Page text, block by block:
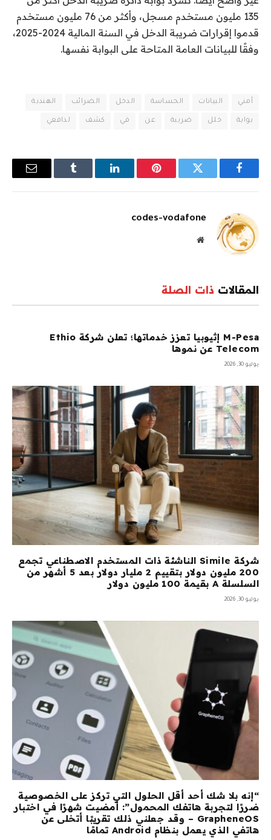
135 مليون مستخدم مسجل، وأكثر من 76 مليون مستخدم
قدموا إقرارات ضريبة الدخل في السنة المالية 2024-2025،
وفقًا للبيانات العامة المتاحة على البوابة نفسها.
أمني البيانات الحساسة الدخل الضرائب الهندية
بوابة خلل ضريبة عن في كشف لدافعي
فيسبوك تويتر بينتيريستلينكدإن Tumblr
البريد
codes-vodafone
موقع
المقالات ذات الصلة
M-Pesa إثيوبيا تعزز خدماتها؛ تعلن شركة Ethio
Telecom عن نموها
يوليو 30, 2026
شركة Simile الناشئة ذات المستخدم الاصطناعي تجمع
200 مليون دولار بتقييم 2 مليار دولار بعد 5 أشهر من
السلسلة A بقيمة 100 مليون دولار
يوليو 30, 2026
“إنه بلا شك أحد أقل الحلول التي تركز على الخصوصية
ضررًا لتجربة هاتفك المحمول”: أمضيت شهرًا في اختبار
GrapheneOS – وقد جعلني ذلك تقريبًا أتخلى عن
هاتفي الذي يعمل بنظام Android تمامًا